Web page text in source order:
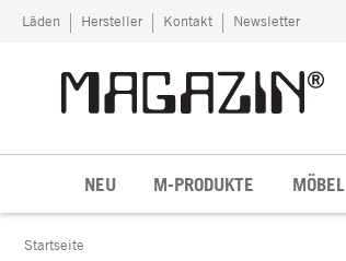
Zum Inhalt springen
Läden Hersteller Kontakt Newsletter
NEU M-PRODUKTE MÖBEL
Startseite